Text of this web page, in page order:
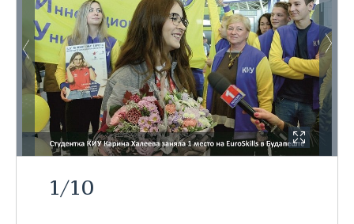
1/10